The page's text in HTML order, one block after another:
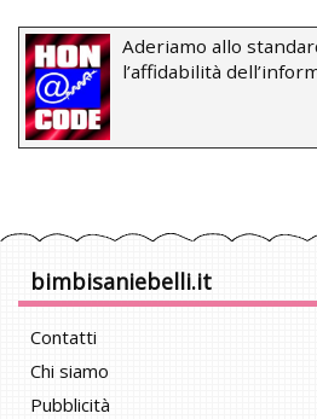
Aderiamo allo
l’affidabilità
bimbisaniebelli.it
Contatti
Chi siamo
Pubblicità